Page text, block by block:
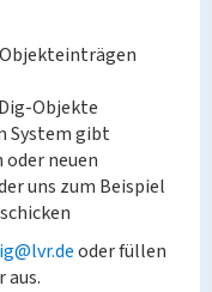
Objekte
System gibt
neuen
uns zum Beispiel
oder füllen
aus.